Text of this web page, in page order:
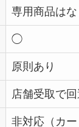
専用商品はな
◯
原則あり
店舗受取で
非対応（カー